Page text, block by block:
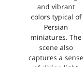
and vibrant
colors typical of
Persian
miniatures. The
scene also
captures a sense